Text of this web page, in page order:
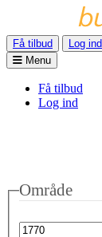
Få tilbud
Log ind
Menu
Få tilbud
Log ind
Område